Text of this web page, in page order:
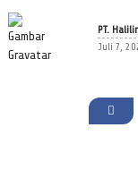
PT.
Juli 7,